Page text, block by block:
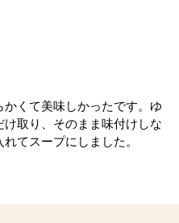
かくて美味しかったです。ゆ
け取り、そのまま味付けしな
てスープにしました。